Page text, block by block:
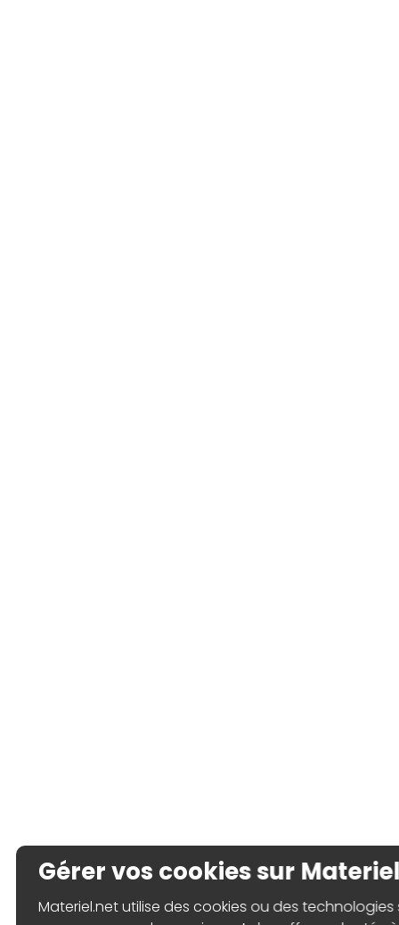
Gérer vos cookies sur
Materiel.net utilise des cookies ou des technologies